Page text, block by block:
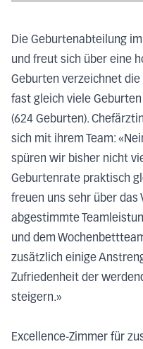
Die Geburtenabteilung
und freut sich über eine
Geburten verzeichnet
fast gleich viele
(624 Geburten).
sich mit ihrem Team:
spüren wir bisher nicht
Geburtenrate praktisch
freuen uns sehr über das
abgestimmte
und dem
zusätzlich einige
Zufriedenheit der
steigern.»
Excellence-Zimmer für